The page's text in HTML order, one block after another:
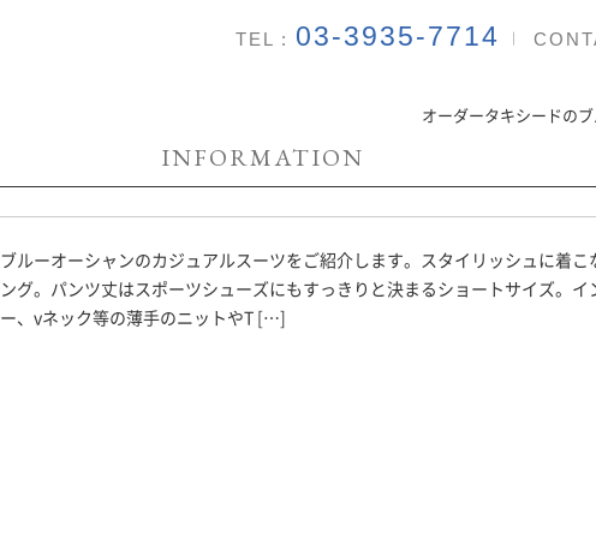
TEL : 03-3935-7714
オーダータキシードの
INFORMATION
ブルーオーシャンのカジュアルスーツをご紹介します。スタイリッシュに着
ング。パンツ丈はスポーツシューズにもすっきりと決まるショートサイズ。
ー、vネック等の薄手のニットやT […]